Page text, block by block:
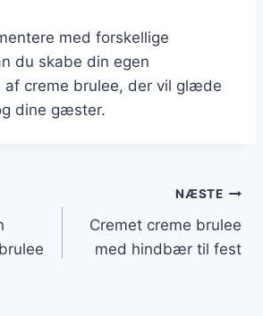
med forskellige
du skabe din egen
af creme brulee, der vil glæde
dine gæster.
NÆSTE
Cremet creme brulee
med hindbær til fest